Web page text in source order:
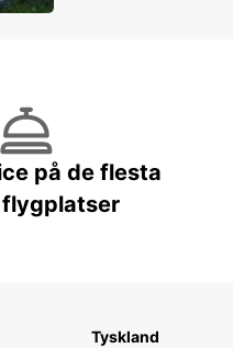
på de flesta
Tyskland